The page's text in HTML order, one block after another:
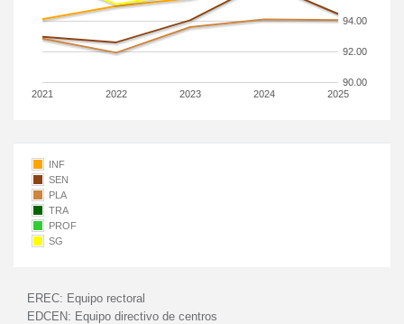
2021 2022 2023 2024 2025
90.00
92.00
94.00
INF
SEN
PLA
TRA
PROF
SG
EREC: Equipo rectoral
EDCEN: Equipo directivo de centros